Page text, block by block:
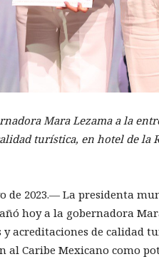
Mara Lezama a la
turística, en hotel de la
de 2023.— La presidenta
hoy a la gobernadora
acreditaciones de calidad
al Caribe Mexicano como